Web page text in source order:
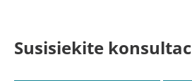
Susisiekite